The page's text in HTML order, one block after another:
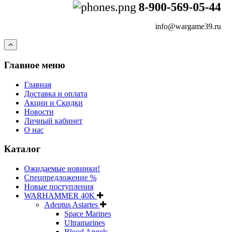
8-900-569-05-44
info@wargame39.ru
Главное меню
Главная
Доставка и оплата
Акции и Скидки
Новости
Личный кабинет
О нас
Каталог
Ожидаемые новинки!
Спецпредложение %
Новые поступления
WARHAMMER 40K
Adeptus Astartes
Space Marines
Ultramarines